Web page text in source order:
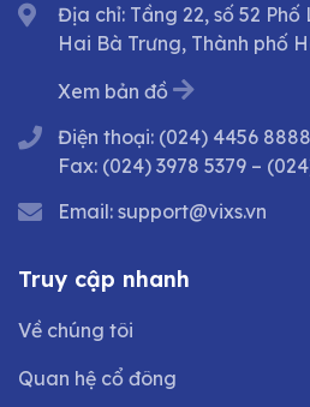
Địa chỉ: Tầng 22, số 52
Hai Bà Trưng, Thành phố
Xem bản đồ
Điện thoại: (024) 4456 8888
Fax: (024) 3978 5379 –
Email: support@vixs.vn
Truy cập nhanh
Về chúng tôi
Quan hệ cổ đông